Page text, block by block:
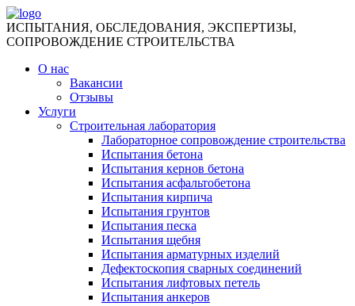
ИСПЫТАНИЯ, ОБСЛЕДОВАНИЯ, ЭКСПЕРТИЗЫ,
СОПРОВОЖДЕНИЕ СТРОИТЕЛЬСТВА
О нас
Вакансии
Отзывы
Услуги
Строительная лаборатория
Лабораторное сопровождение строительства
Испытания бетона
Испытания кернов бетона
Испытания асфальтобетона
Испытания кирпича
Испытания грунтов
Испытания песка
Испытания щебня
Испытания арматурных изделий
Дефектоскопия сварных соединений
Испытания лифтовых петель
Испытания анкеров